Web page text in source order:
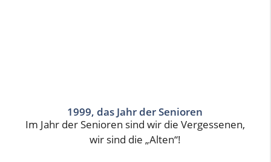
1999, das Jahr der Senioren
Im Jahr der Senioren sind wir die Vergessenen,
wir sind die „Alten“!